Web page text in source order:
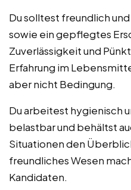
Du solltest freundlich
sowie ein gepflegtes
Zuverlässigkeit und
Erfahrung im
aber nicht Bedingung.
Du arbeitest hygienisch
belastbar und behältst
Situationen den
freundliches Wesen
Kandidaten.